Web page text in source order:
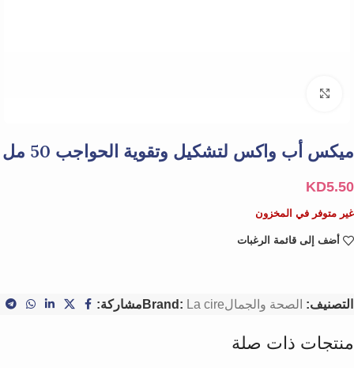
ميكس أب واكس لتشكيل وتقوية الحواجب 50 مل
KD5.50
غير متوفر في المخزون
أضف إلى قائمة الرغبات
التصنيف: الصحة والجمال Brand: La cire مشاركة:
منتجات ذات صلة